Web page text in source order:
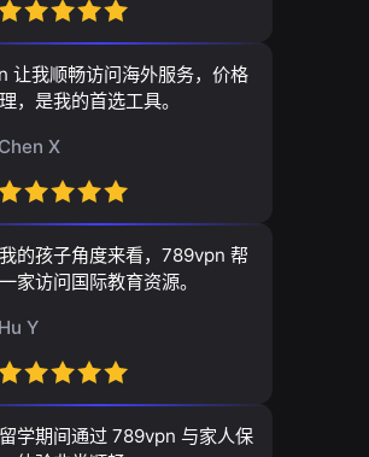
让我顺畅访问海外服务，价格
，是我的首选工具。
Chen X
的孩子角度来看，789vpn 帮
家访问国际教育资源。
Hu Y
学期间通过 789vpn 与家人保